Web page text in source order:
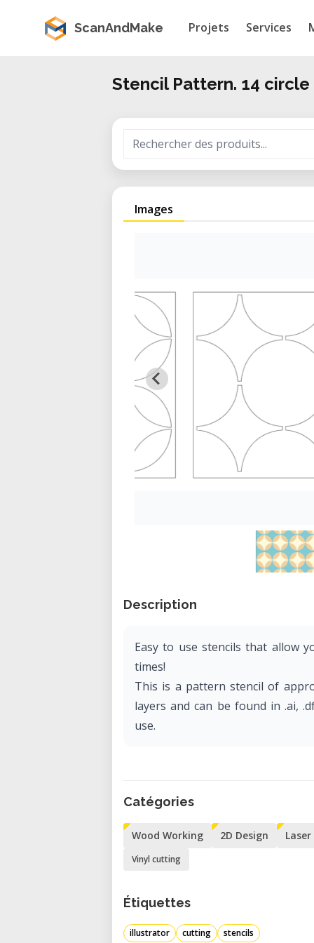
ScanAndMake Projets Services
Stencil Pattern. 14 circle
Images
Description
Easy to use stencils that allow
times!
This is a pattern stencil of
layers and can be found in .ai,
use.
Catégories
Wood Working 2D Design
Vinyl cutting
Étiquettes
illustrator cutting stencils